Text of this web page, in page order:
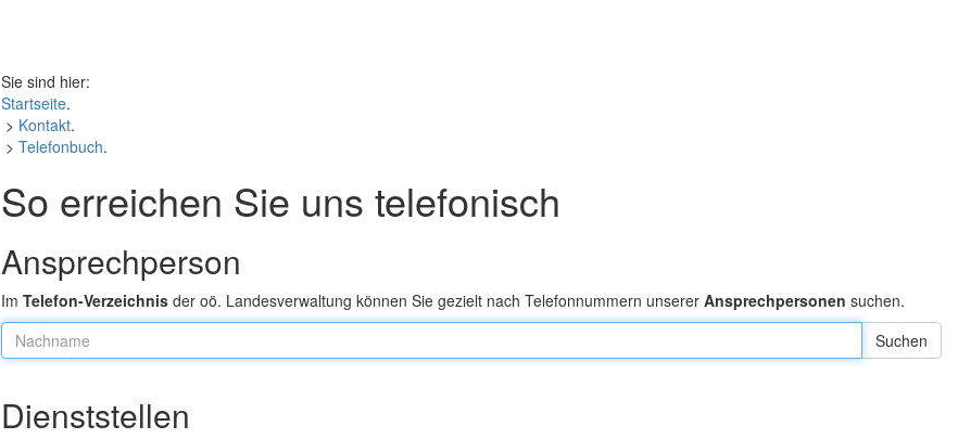
Sie sind hier:
Startseite.
> Kontakt.
> Telefonbuch.
So erreichen Sie uns telefonisch
Ansprechperson
Im Telefon-Verzeichnis der oö. Landesverwaltung können Sie gezielt nach Telefonnummern unserer Ansprechpersonen suchen.
Nachname:
Dienststellen